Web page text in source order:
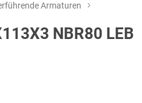
Armaturen
NBR80 LEB